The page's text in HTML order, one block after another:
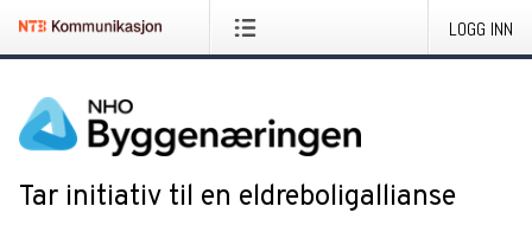
LOGG INN
Tar initiativ til en eldreboligallianse